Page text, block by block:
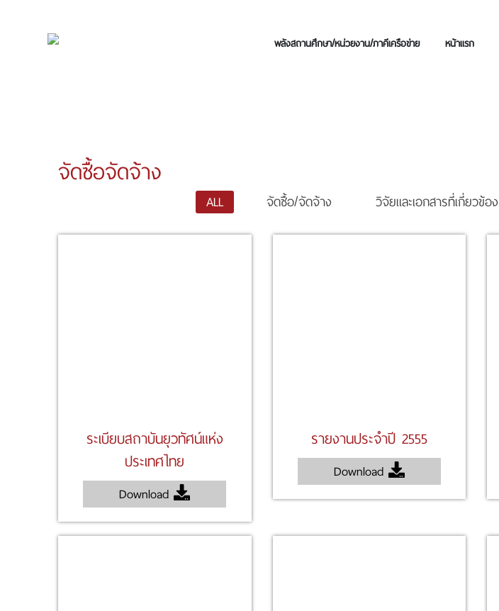
พลังสถานศึกษา/หน่วยงาน/ภาคีเครือข่าย หน้าแรก
จัดซื้อจัดจ้าง
ALL จัดซื้อ/จัดจ้าง วิจัยและเอกสารที่เกี่ยวข้อง
ระเบียบสถาบันยุวทัศน์แห่ง
ประเทศไทย
Download
รายงานประจำปี 2555
Download